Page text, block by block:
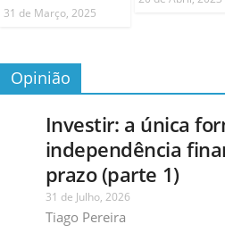
31 de Março, 2025
Opinião
Investir: a única
independência
prazo (parte 1)
31 de Julho, 2026
Tiago Pereira